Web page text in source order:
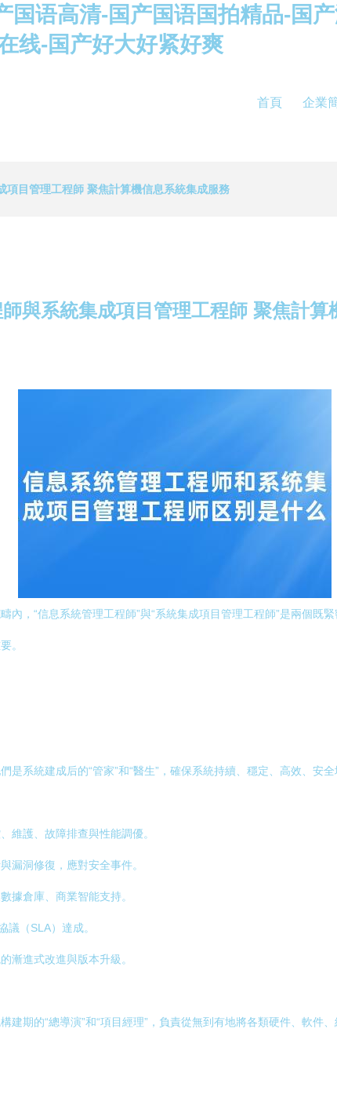
国语高清-国产国语国拍精品-国
线-国产好大好紧好爽
首頁 企業
項目管理工程師 聚焦計算機信息系統集成服務
與系統集成項目管理工程師 聚焦計算
內，“信息系統管理工程師”與“系統集成項目管理工程師”是兩個既
。
是系統建成后的“管家”和“醫生”，確保系統持續、穩定、高效、安全
維護、故障排查與性能調優。
漏洞修復，應對安全事件。
據倉庫、商業智能支持。
議（SLA）達成。
漸進式改進與版本升級。
建期的“總導演”和“項目經理”，負責從無到有地將各類硬件、軟